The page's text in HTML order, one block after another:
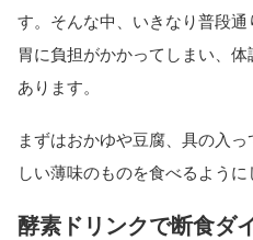
す。そんな中、いきなり普段通
胃に負担がかかってしまい、
あります。
まずはおかゆや豆腐、具の入
しい薄味のものを食べる
酵素ドリンクで断食ダ